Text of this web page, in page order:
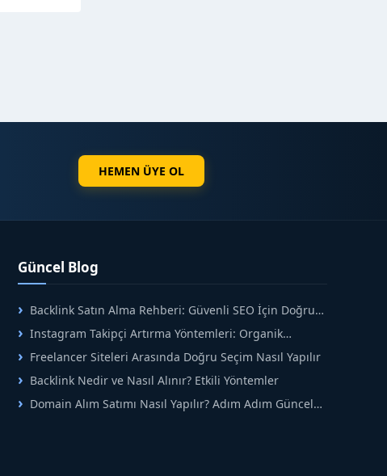
HEMEN ÜYE OL
Güncel Blog
Backlink Satın Alma Rehberi: Güvenli SEO İçin Doğru
Instagram Takipçi Artırma Yöntemleri: Organik
Büyüme Rehberi
Freelancer Siteleri Arasında Doğru Seçim Nasıl Yapılır
Backlink Nedir ve Nasıl Alınır? Etkili Yöntemler
Domain Alım Satımı Nasıl Yapılır? Adım Adım Güncel